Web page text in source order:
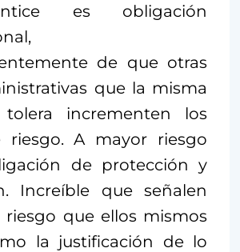
es obligación
de que otras
que la misma
tolera incrementen los
riesgo. A mayor riesgo
de protección y
Increíble que señalen
riesgo que ellos mismos
la justificación de lo